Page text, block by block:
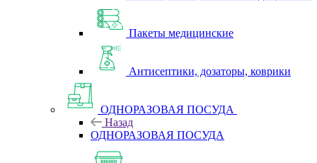
Пакеты медицинские
Антисептики, дозаторы, коврики
ОДНОРАЗОВАЯ ПОСУДА
Назад
ОДНОРАЗОВАЯ ПОСУДА